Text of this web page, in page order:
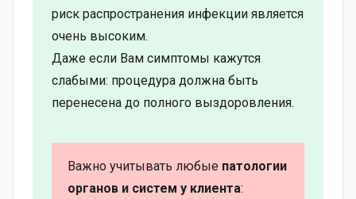
риск распространения инфекции является
очень высоким.
Даже если Вам симптомы кажутся
слабыми: процедура должна быть
перенесена до полного выздоровления.
Важно учитывать любые патологии
органов и систем у клиента: